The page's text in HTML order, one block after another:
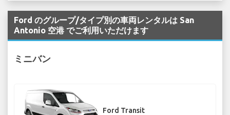
Ford のグループ/タイプ別の車両レンタルは San
Antonio 空港 でご利用いただけます
ミニバン
Ford Transit